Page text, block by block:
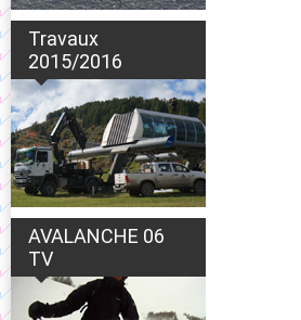
Travaux
2015/2016
AVALANCHE 06
TV